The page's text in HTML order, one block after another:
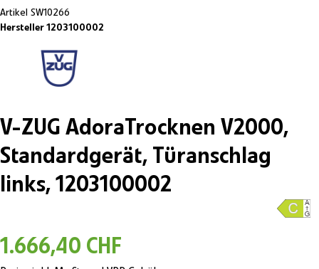
Artikel SW10266
Hersteller 1203100002
V-ZUG AdoraTrocknen V2000,
Standardgerät, Türanschlag
links, 1203100002
1.666,40 CHF